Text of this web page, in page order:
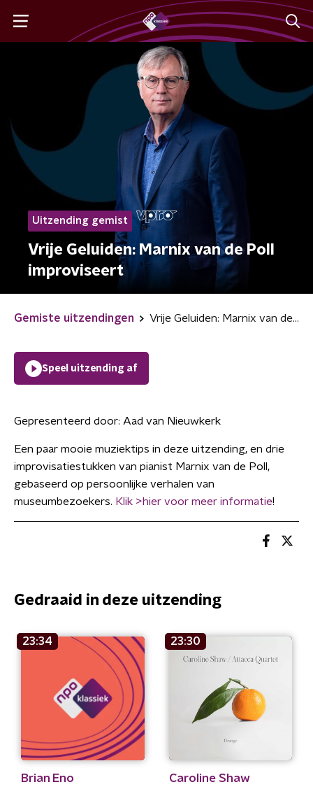
Uitzending gemist
Vrije Geluiden: Marnix van de Poll
improviseert
Gemiste uitzendingen Vrije Geluiden: Marnix van de Poll improviseert
Speel uitzending af
Gepresenteerd door: Aad van Nieuwkerk
Een paar mooie muziektips in deze uitzending, en drie
improvisatiestukken van pianist Marnix van de Poll,
gebaseerd op persoonlijke verhalen van
museumbezoekers. Klik >hier voor meer informatie!
Gedraaid in deze uitzending
23:34
Brian Eno
23:30
Caroline Shaw